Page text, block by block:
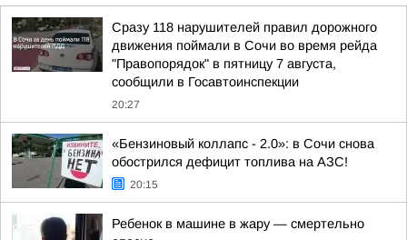
Сразу 118 нарушителей правил дорожного
движения поймали в Сочи во время рейда
"Правопорядок" в пятницу 7 августа,
сообщили в Госавтоинспекции
20:27
«Бензиновый коллапс - 2.0»: в Сочи снова
обострился дефицит топлива на АЗС!
20:15
Ребенок в машине в жару — смертельно